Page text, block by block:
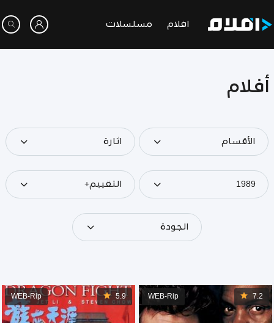
افلام مسلسلات
أفلام
الأقسام اثارة
1989 التقييم+
الجودة
7.2
WEB-Rip
5.9
WEB-Rip